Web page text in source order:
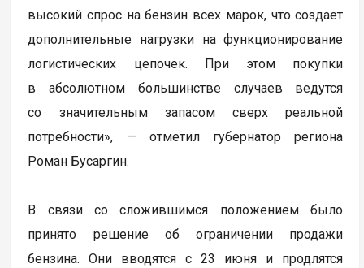
высокий спрос на бензин всех марок, что создает
дополнительные нагрузки на функционирование
логистических цепочек. При этом покупки
в абсолютном большинстве случаев ведутся
со значительным запасом сверх реальной
потребности», — отметил губернатор региона
Роман Бусаргин.
В связи со сложившимся положением было
принято решение об ограничении продажи
бензина. Они вводятся с 23 июня и продлятся